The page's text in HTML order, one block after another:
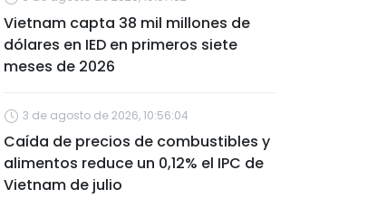
Vietnam capta 38 mil millones de
dólares en IED en primeros siete
meses de 2026
3 de agosto de 2026, 10:56:04
Caída de precios de combustibles y
alimentos reduce un 0,12% el IPC de
Vietnam de julio